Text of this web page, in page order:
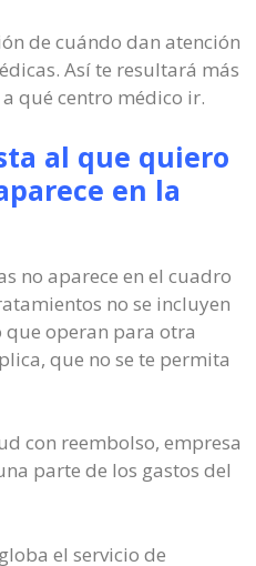
de cuándo dan atención
Así te resultará más
qué centro médico ir.
al que quiero
en la
no aparece en el cuadro
no se incluyen
que operan para otra
que no se te permita
con reembolso, empresa
parte de los gastos del
el servicio de